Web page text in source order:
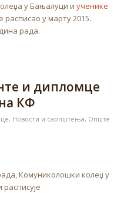
у Бањалуци и ученике
расписао у марту 2015.
рада.
и дипломце
КФ
, Новости и саопштења, Опште
Комуниколошки колеџ у